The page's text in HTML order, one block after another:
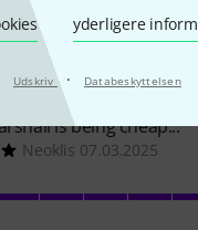
yderligere
Udskriv · Databeskyttelsen
is being cheap...
Neoklis 07.03.2025